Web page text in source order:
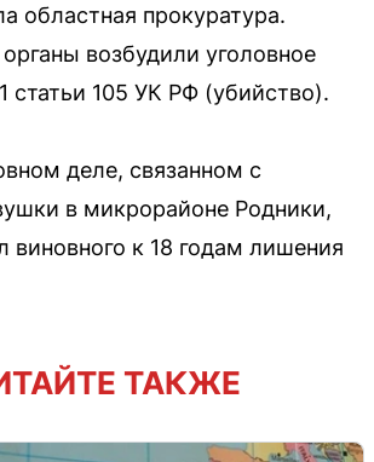
областная прокуратура.
возбудили уголовное
статьи 105 УК РФ (убийство).
деле, связанном с
в микрорайоне Родники,
виновного к 18 годам лишения
ТАКЖЕ